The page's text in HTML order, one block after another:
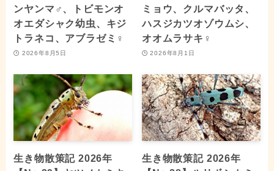
ンヤンマ♂、トビモンオ
オエダシャク幼虫、キジ
トラネコ、アブラゼミ♀
2026年8月5日
ミョウ、クルマバッタ、
ハスジカツオゾウムシ、
オオムラサキ♀
2026年8月1日
生き物散策記 2026年
生き物散策記 2026年